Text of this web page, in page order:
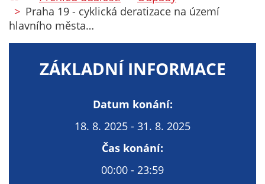
Praha 19 - cyklická deratizace na území
hlavního města…
ZÁKLADNÍ INFORMACE
Datum konání:
18. 8. 2025 - 31. 8. 2025
Čas konání:
00:00 - 23:59
Technické
cookies
cookies jsou
nezbytné pro